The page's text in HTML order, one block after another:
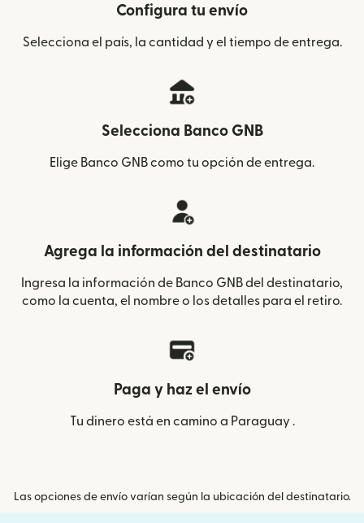
Configura tu envío
Selecciona el país, la cantidad y el tiempo de entrega.
Selecciona Banco GNB
Elige Banco GNB como tu opción de entrega.
Agrega la información del destinatario
Ingresa la información de Banco GNB del destinatario,
como la cuenta, el nombre o los detalles para el retiro.
Paga y haz el envío
Tu dinero está en camino a Paraguay .
Las opciones de envío varían según la ubicación del destinatario.